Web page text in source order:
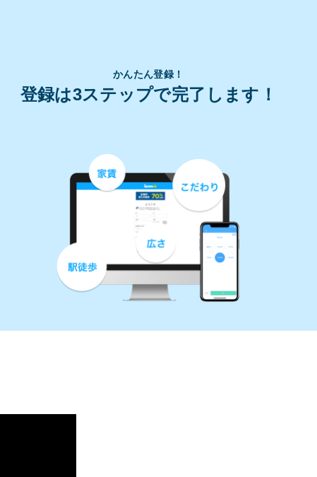
かんたん登録！
登録は3ステップで完了します！